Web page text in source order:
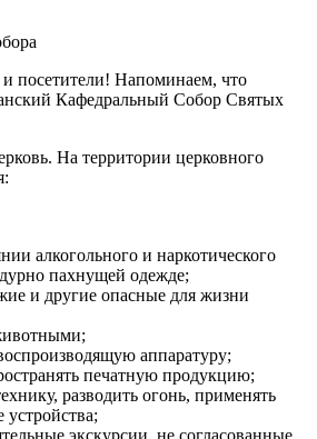
посетители! Напоминаем, что
Кафедральный Собор Святых
На территории церковного
алкогольного и наркотического
пахнущей одежде;
и другие опасные для жизни
аппаратуру;
печатную продукцию;
разводить огонь, применять
экскурсии, не согласованные